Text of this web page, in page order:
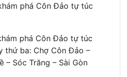
phá Côn Đảo tự túc
phá Côn Đảo tự túc
thứ ba: Chợ Côn Đảo –
– Sóc Trăng – Sài Gòn